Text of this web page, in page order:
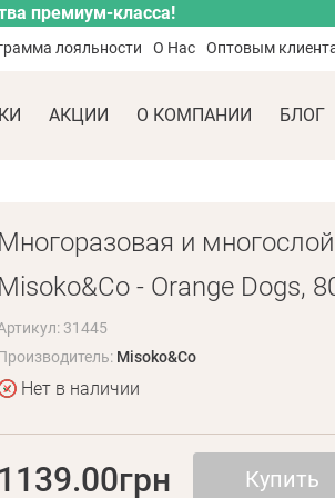
премиум-класса!
лояльности О Нас Оптовым
АКЦИИ О КОМПАНИИ БЛОГ
Многоразовая и
Misoko&Co - Orange Dogs,
31445
Misoko&Co
Нет в наличии
1139.00грн Купить